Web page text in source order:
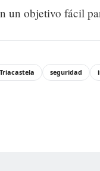
un objetivo fácil
Triacastela seguridad